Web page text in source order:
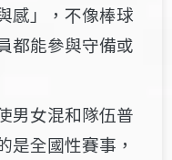
感」，不像棒球
都能參與守備或
男女混和隊伍普
是全國性賽事，